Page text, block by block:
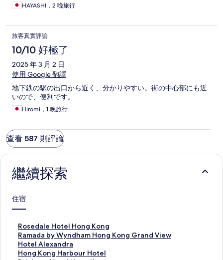
HAYASHI，2 晚旅行
旅客真實評論
10/10 好極了
2025 年 3 月 2 日
使用 Google 翻譯
地下鉄の駅の出口から近く、分かりやすい。街の中心部にも近
いので、便利です。
Hiromi，1 晚旅行
查看 587 則評論
繼續探索
住宿
Rosedale Hotel Hong Kong
R
o
s
e
Ramada by Wyndham Hong Kong Grand View
R
a
m
Hotel Alexandra
H
o
Hong Kong Harbour Hotel
H